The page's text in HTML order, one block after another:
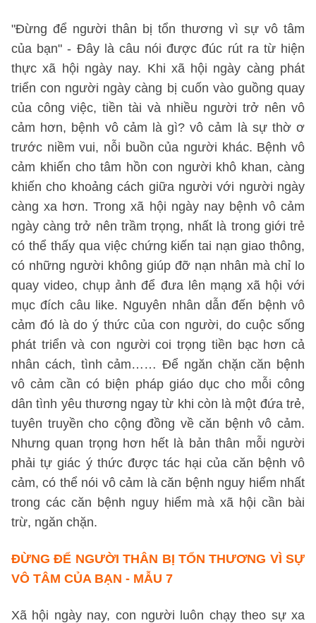
"Đừng để người thân bị tổn thương vì sự vô tâm
của bạn" - Đây là câu nói được đúc rút ra từ hiện
thực xã hội ngày nay. Khi xã hội ngày càng phát
triển con người ngày càng bị cuốn vào guồng quay
của công việc, tiền tài và nhiều người trở nên vô
cảm hơn, bệnh vô cảm là gì? vô cảm là sự thờ ơ
trước niềm vui, nỗi buồn của người khác. Bệnh vô
cảm khiến cho tâm hồn con người khô khan, càng
khiến cho khoảng cách giữa người với người ngày
càng xa hơn. Trong xã hội ngày nay bệnh vô cảm
ngày càng trở nên trầm trọng, nhất là trong giới trẻ
có thể thấy qua việc chứng kiến tai nạn giao thông,
có những người không giúp đỡ nạn nhân mà chỉ lo
quay video, chụp ảnh để đưa lên mạng xã hội với
mục đích câu like. Nguyên nhân dẫn đến bệnh vô
cảm đó là do ý thức của con người, do cuộc sống
phát triển và con người coi trọng tiền bạc hơn cả
nhân cách, tình cảm…… Để ngăn chặn căn bệnh
vô cảm cần có biện pháp giáo dục cho mỗi công
dân tình yêu thương ngay từ khi còn là một đứa trẻ,
tuyên truyền cho cộng đồng về căn bệnh vô cảm.
Nhưng quan trọng hơn hết là bản thân mỗi người
phải tự giác ý thức được tác hại của căn bệnh vô
cảm, có thể nói vô cảm là căn bệnh nguy hiểm nhất
trong các căn bệnh nguy hiểm mà xã hội cần bài
trừ, ngăn chặn.
ĐỪNG ĐỂ NGƯỜI THÂN BỊ TỔN THƯƠNG VÌ SỰ
VÔ TÂM CỦA BẠN - MẪU 7
Xã hội ngày nay, con người luôn chạy theo sự xa